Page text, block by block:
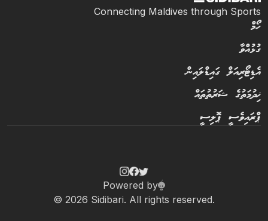
Connecting Maldives through Sports
ހޯމް
ގުޅުއްވާ
އެޑިޓޯރިއަލް ގައިޑްލައިން
ޚިދުމަތުގެ ޝަރުތުތައް
ޕްރައިވެސީ ޕޮލިސީ
© 2026 Sidibari. All rights reserved.
Powered by